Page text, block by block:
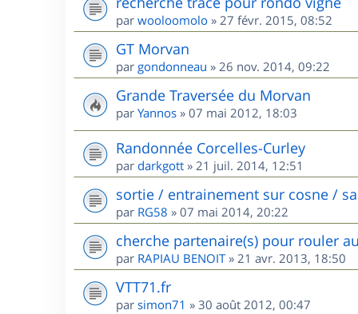
par wooloomolo » 27 févr. 2015, 08:52
GT Morvan
par gondonneau » 26 nov. 2014, 09:22
Grande Traversée du Morvan
par Yannos » 07 mai 2012, 18:03
Randonnée Corcelles-Curley
par darkgott » 21 juil. 2014, 12:51
sortie / entrainement sur cosne /
par RG58 » 07 mai 2014, 20:22
cherche partenaire(s) pour rouler
par RAPIAU BENOIT» 21 avr. 2013, 18:50
VTT71.fr
par simon71 » 30 août 2012, 00:47